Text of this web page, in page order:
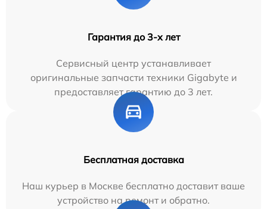
Гарантия до 3-х лет
Сервисный центр устанавливает
оригинальные запчасти техники Gigabyte и
предоставляет гарантию до 3 лет.
Бесплатная доставка
Наш курьер в Москве бесплатно доставит ваше
устройство на ремонт и обратно.